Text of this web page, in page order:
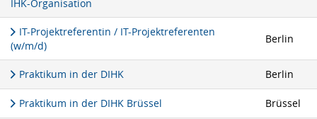
IHK-Organisation
IT-Projektreferentin / IT-Projektreferenten
(w/m/d)
Berlin
Praktikum in der DIHK Berlin
Praktikum in der DIHK Brüssel Brüssel